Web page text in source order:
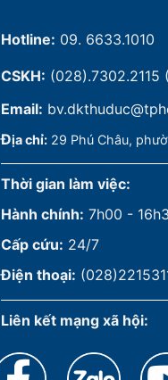
Hotline: 09. 6633.1010
CSKH: (028).7302.2115
Email:
Địa chỉ: 29 Phú Châu,
Thời gian làm việc:
Hành chính: 7h00 -
Cấp cứu: 24/7
Điện thoại:
Liên kết mạng xã hội: